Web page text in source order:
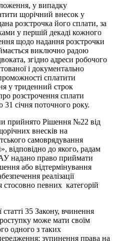
у випадку
щорічний внесок у
розстрочка його сплати, за
у першій декаді кожного
щодо надання розстрочки
виключно радою
згідно адреси робочого
і документально
сплатити
у триденний строк
розстрочення сплати
31 січня поточного року.
прийнято Рішення №22 від
внесків на
самоврядування
відповідно до якого, радам
надано право приймати
або відтермінування
реалізації
стосовно певних категорій
35 Закону, вчинення
може мати своїм
одного з таких
зупинення права на